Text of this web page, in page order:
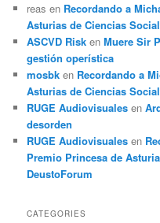
reas en Recordando a
Asturias de Ciencias
ASCVD Risk enMuere Sir
gestión operística
mosbk en Recordando a
Asturias de Ciencias
RUGE Audiovisuales en
desorden
RUGE Audiovisuales en
Premio Princesa de
DeustoForum
CATEGORIES